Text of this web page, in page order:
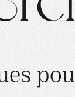
es pou